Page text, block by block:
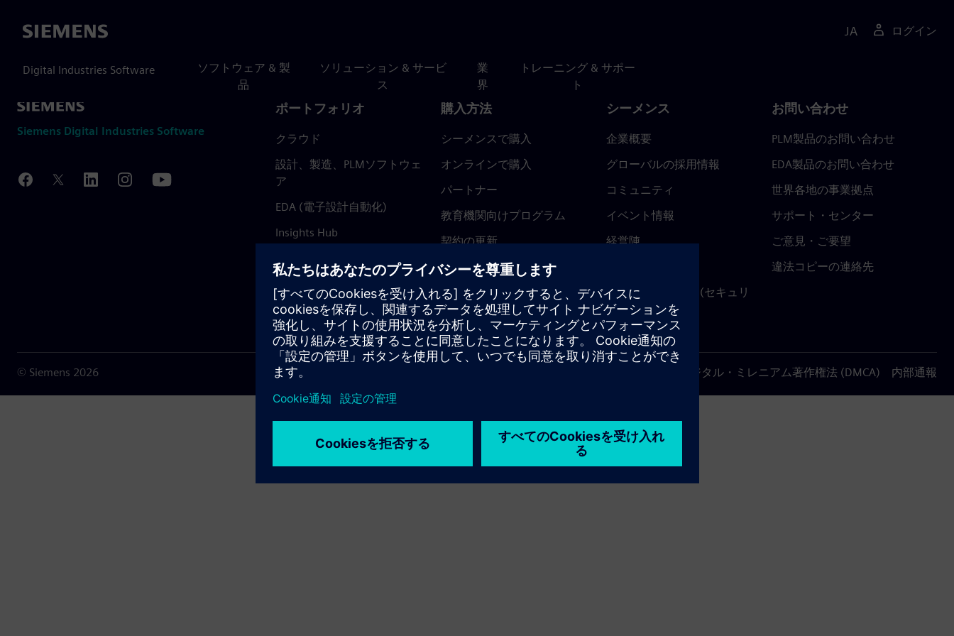
Siemens
Digital Industries Software
ソフトウェア & 製
品
ソリューション & サービ
ス
業
界
トレーニング & サポー
ト
JA ログイン
Siemens Digital Industries Software
ポートフォリオ
クラウド
設計、製造、PLMソフトウェ
ア
EDA (電子設計自動化)
Insights Hub
購入方法
シーメンスで購入
オンラインで購入
パートナー
教育機関向けプログラム
契約の更新
返金ポリシー
シーメンス
企業概要
グローバルの採用情報
コミュニティ
イベント情報
経営陣
トラストセンター (セキュリ
ティ関連情報)
お問い合わせ
PLM製品のお問い合わせ
EDA製品のお問い合わせ
世界各地の事業拠点
サポート・センター
ご意見・ご要望
違法コピーの連絡先
© Siemens 2026 デジタル・ミレニアム著作権法 (DMCA) 内部通報